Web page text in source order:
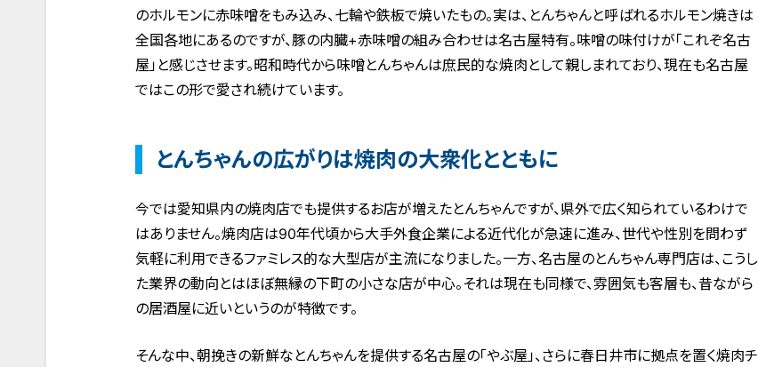
のホルモンに赤味噌をもみ込み、七輪や鉄板で焼いたもの。実は、とんちゃんと呼ばれるホルモン焼きは
全国各地にあるのですが、豚の内臓+赤味噌の組み合わせは名古屋特有。味噌の味付けが「これぞ名古
屋」と感じさせます。昭和時代から味噌とんちゃんは庶民的な焼肉として親しまれており、現在も名古屋
ではこの形で愛され続けています。
とんちゃんの広がりは焼肉の大衆化とともに
今では愛知県内の焼肉店でも提供するお店が増えたとんちゃんですが、県外で広く知られているわけで
はありません。焼肉店は90年代頃から大手外食企業による近代化が急速に進み、世代や性別を問わず
気軽に利用できるファミレス的な大型店が主流になりました。一方、名古屋のとんちゃん専門店は、こうし
た業界の動向とはほぼ無縁の下町の小さな店が中心。それは現在も同様で、雰囲気も客層も、昔ながら
の居酒屋に近いというのが特徴です。
そんな中、朝挽きの新鮮なとんちゃんを提供する名古屋の「やぶ屋」、さらに春日井市に拠点を置く焼肉チ